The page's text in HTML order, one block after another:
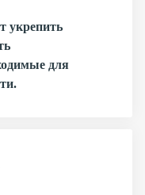
укрепить
для